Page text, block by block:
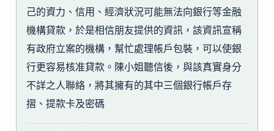
己的資力、信用、經濟狀況可能無法向銀行等金融
機構貸款，於是相信朋友提供的資訊，該資訊宣稱
有政府立案的機構，幫忙處理帳戶包裝，可以使銀
行更容易核准貸款。陳小姐聽信後，與該真實身分
不詳之人聯絡，將其擁有的其中三個銀行帳戶存
摺、提款卡及密碼